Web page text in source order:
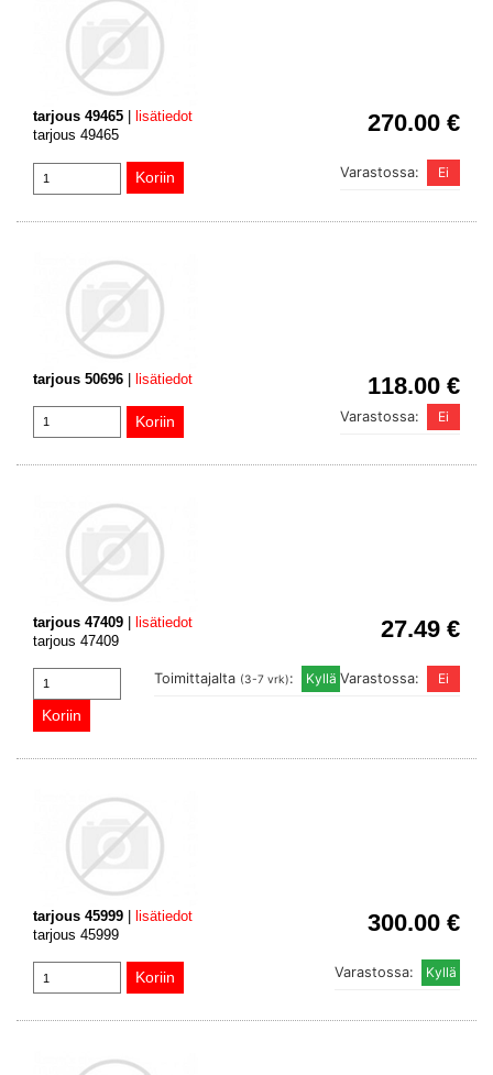
270.00 €
tarjous 49465
lisätiedot
tarjous 49465
Varastossa:
118.00 €
tarjous 50696 | lisätiedot
Varastossa:
27.49 €
tarjous 47409
lisätiedot
tarjous 47409
Varastossa:
Toimittajalta (3-7 vrk):
300.00 €
tarjous 45999
lisätiedot
tarjous 45999
Varastossa: